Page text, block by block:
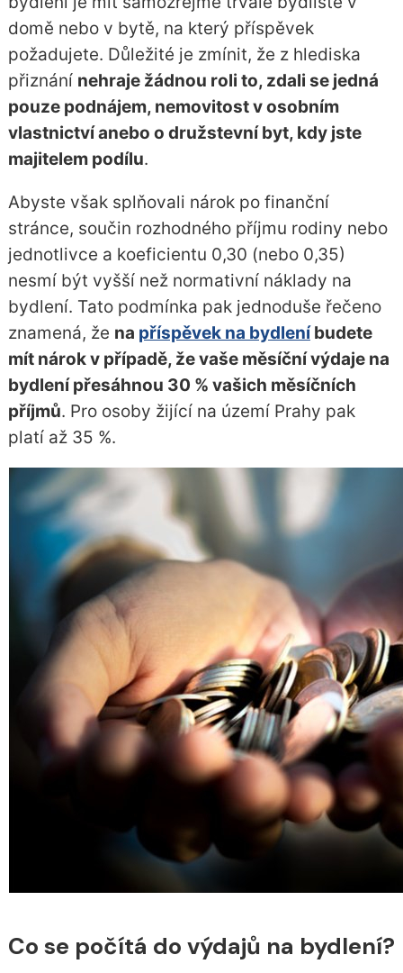
domě nebo v bytě, na který příspěvek
požadujete. Důležité je zmínit, že z hlediska
přiznání nehraje žádnou roli to, zdali se jedná
pouze podnájem, nemovitost v osobním
vlastnictví anebo o družstevní byt, kdy jste
majitelem podílu.
Abyste však splňovali nárok po finanční
stránce, součin rozhodného příjmu rodiny nebo
jednotlivce a koeficientu 0,30 (nebo 0,35)
nesmí být vyšší než normativní náklady na
bydlení. Tato podmínka pak jednoduše řečeno
znamená, že na příspěvek na bydleníbudete
mít nárok v případě, že vaše měsíční výdaje na
bydlení přesáhnou 30 % vašich měsíčních
příjmů. Pro osoby žijící na území Prahy pak
platí až 35 %.
Co se počítá do výdajů na bydlení?